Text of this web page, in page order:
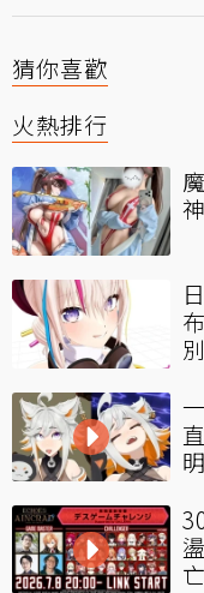
猜你喜歡
火熱排行
別
明